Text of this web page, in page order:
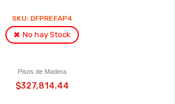
SKU: DFPREFAP4
No hay Stock
Pisos de Madera
$327,814.44